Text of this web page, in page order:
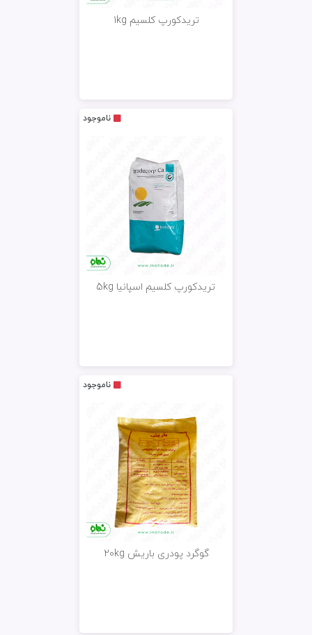
تریدکورپ کلسیم 1kg
ناموجود
تریدکورپ کلسیم اسپانیا 5kg
ناموجود
گوگرد پودری باریش 20kg